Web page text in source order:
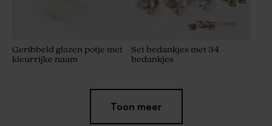
Geribbeld glazen potje met
kleurrijke naam
Set bedankjes met 34
bedankjes
Toon meer